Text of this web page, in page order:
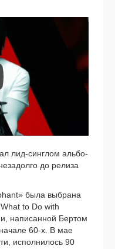
лид-синглом аль­бо­
до рели­за
была выбра­на
to Do with
напи­сан­ной Бертом
60‑х. В мае
испол­ни­лось 90